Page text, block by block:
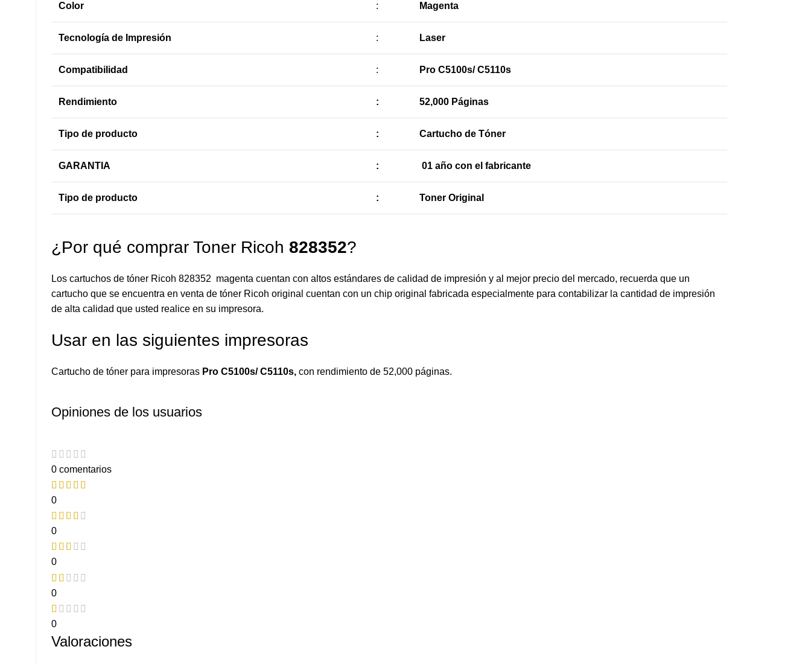
Color : Magenta
Tecnología de Impresión : Laser
Compatibilidad : Pro C5100s/ C5110s
Rendimiento : 52,000 Páginas
Tipo de producto : Cartucho de Tóner
GARANTIA : 01 año con el fabricante
Tipo de producto : Toner Original
¿Por qué comprar Toner Ricoh 828352?
Los cartuchos de tóner Ricoh 828352 magenta cuentan con altos estándares de calidad de impresión y al mejor precio del mercado, recuerda que un
cartucho que se encuentra en venta de tóner Ricoh original cuentan con un chip original fabricada especialmente para contabilizar la cantidad de impresión
de alta calidad que usted realice en su impresora.
Usar en las siguientes impresoras
Cartucho de tóner para impresoras Pro C5100s/ C5110s, con rendimiento de 52,000 páginas.
Opiniones de los usuarios
0 comentarios
0
0
0
0
0
Valoraciones